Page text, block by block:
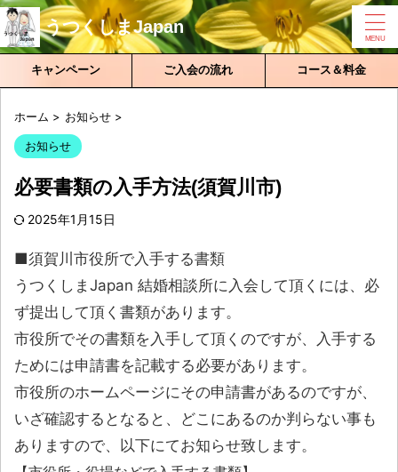
うつくしまJapan
キャンペーン ご入会の流れ コース＆料金
ホーム > お知らせ >
お知らせ
必要書類の入手方法(須賀川市)
2025年1月15日
■須賀川市役所で入手する書類
うつくしまJapan 結婚相談所に入会して頂くには、必
ず提出して頂く書類があります。
市役所でその書類を入手して頂くのですが、入手する
ためには申請書を記載する必要があります。
市役所のホームページにその申請書があるのですが、
いざ確認するとなると、どこにあるのか判らない事も
ありますので、以下にてお知らせ致します。